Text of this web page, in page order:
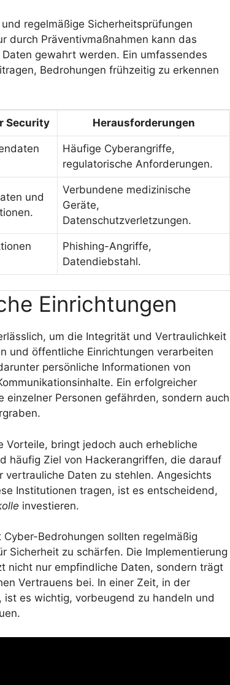
regelmäßige Sicherheitsprüfungen
durch Präventivmaßnahmen kann das
gewahrt werden. Ein umfassendes
Bedrohungen frühzeitig zu erkennen
Security Herausforderungen
Häufige Cyberangriffe,
regulatorische Anforderungen.
und
Verbundene medizinische
Geräte,
Datenschutzverletzungen.
Phishing-Angriffe,
Datendiebstahl.
Einrichtungen
um die Integrität und Vertraulichkeit
und öffentliche Einrichtungen verarbeiten
persönliche Informationen von
Ein erfolgreicher
Personen gefährden, sondern auch
Vorteile, bringt jedoch auch erhebliche
häufig Ziel von Hackerangriffen, die darauf
Daten zu stehlen. Angesichts
Institutionen tragen, ist es entscheidend,
investieren.
Bedrohungen sollten regelmäßig
Sicherheit zu schärfen. Die Implementierung
nicht nur empfindliche Daten, sondern trägt
Vertrauens bei. In einer Zeit, in der
es wichtig, vorbeugend zu handeln und